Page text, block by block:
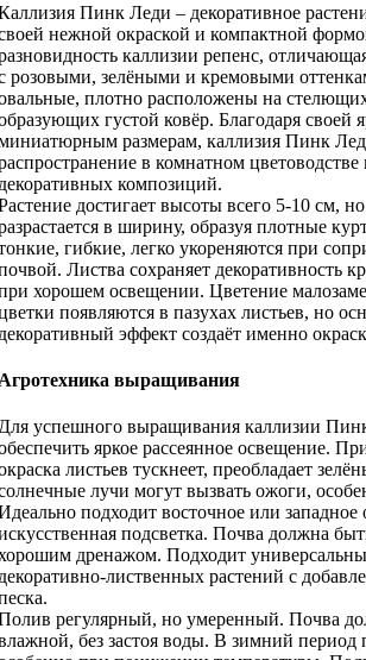
Пинк Леди – декоративное
нежной окраской и компактной
каллизии репенс,
розовыми, зелёными и кремовыми
плотно расположены на
густой ковёр. Благодаря своей
размерам, каллизия Пинк
в комнатном цветоводстве
композиций.
достигает высоты всего 5-10 см,
в ширину, образуя плотные
гибкие, легко укореняются при
Листва сохраняет декоративность
хорошем освещении. Цветение
появляются в пазухах листьев, но
эффект создаёт именно
выращивания
успешного выращивания каллизии
яркое рассеянное освещение.
листьев тускнеет, преобладает
лучи могут вызвать ожоги,
подходит восточное или западное
подсветка. Почва должна
дренажом. Подходит
лиственных растений с
регулярный, но умеренный. Почва
без застоя воды. В зимний период